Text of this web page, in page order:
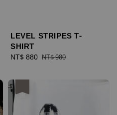
LEVEL STRIPES T-
SHIRT
Sale
NT$ 880 Regular
NT$ 980